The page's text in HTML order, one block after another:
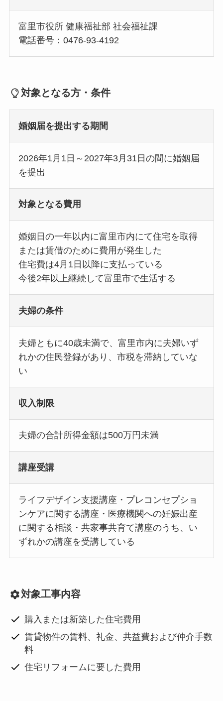
富里市役所 健康福祉部 社会福祉課
電話番号：0476-93-4192
対象となる方・条件
婚姻届を提出する期間
2026年1月1日～2027年3月31日の間に婚姻届
を提出
対象となる費用
婚姻日の一年以内に富里市内にて住宅を取得
または賃借のために費用が発生した
住宅費は4月1日以降に支払っている
今後2年以上継続して富里市で生活する
夫婦の条件
夫婦ともに40歳未満で、富里市内に夫婦いず
れかの住民登録があり、市税を滞納していな
い
収入制限
夫婦の合計所得金額は500万円未満
講座受講
ライフデザイン支援講座・プレコンセプショ
ンケアに関する講座・医療機関への妊娠出産
に関する相談・共家事共育て講座のうち、い
ずれかの講座を受講している
対象工事内容
購入または新築した住宅費用
賃貸物件の賃料、礼金、共益費および仲介手数
料
住宅リフォームに要した費用